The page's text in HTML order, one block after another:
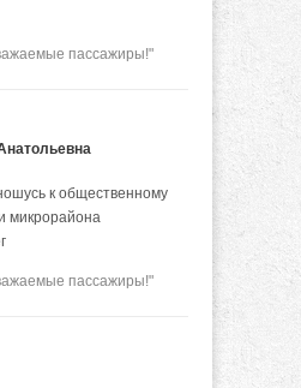
пассажиры!"
к общественному
микрорайона
пассажиры!"